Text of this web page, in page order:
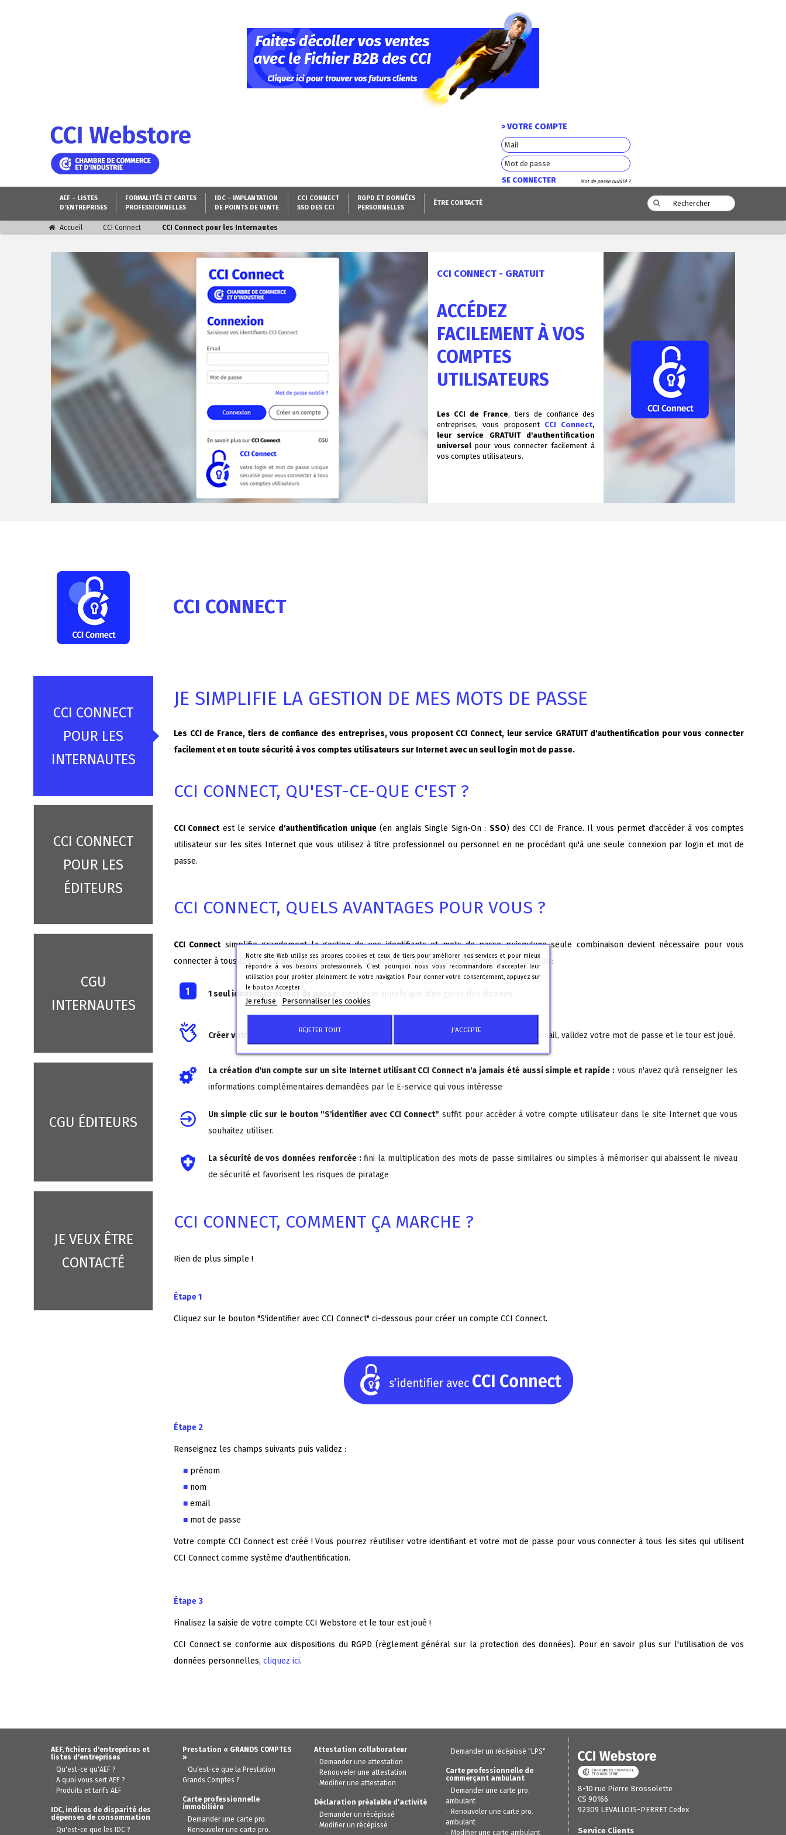
> VOTRE COMPTE
SE CONNECTER Mot de passe oublié ?
Notre site Web utilise ses propres cookies et ceux de tiers pour améliorer nos services et pour mieux
répondre à vos besoins professionnels. C'est pourquoi nous vous recommandons d'accepter leur
utilisation pour profiter pleinement de votre navigation. Pour donner votre consentement, appuyez sur
le bouton Accepter :
Je refuse Personnaliser les cookies
REJETER TOUT J'ACCEPTE
AEF - LISTES
D'ENTREPRISES
FORMALITÉS ET CARTES
PROFESSIONNELLES
IDC - IMPLANTATION
DE POINTS DE VENTE
CCI CONNECT
SSO DES CCI
RGPD ET DONNÉES
PERSONNELLES
ÊTRE CONTACTÉ
Accueil CCI Connect CCI Connect pour les Internautes
CCI CONNECT - GRATUIT
ACCÉDEZ
FACILEMENT À VOS
COMPTES
UTILISATEURS
Les CCI de France, tiers de confiance des
entreprises, vous proposent CCI Connect,
leur service GRATUIT d'authentification
universel pour vous connecter facilement à
vos comptes utilisateurs.
CCI CONNECT
CCI CONNECT
POUR LES
INTERNAUTES
CCI CONNECT
POUR LES
ÉDITEURS
CGU
INTERNAUTES
CGU ÉDITEURS
JE VEUX ÊTRE
CONTACTÉ
JE SIMPLIFIE LA GESTION DE MES MOTS DE PASSE
Les CCI de France, tiers de confiance des entreprises, vous proposent CCI Connect, leur service GRATUIT d'authentification pour vous connecter
facilement et en toute sécurité à vos comptes utilisateurs sur Internet avec un seul login mot de passe.
CCI CONNECT, QU'EST-CE-QUE C'EST ?
CCI Connectest le service d'authentification unique(en anglaisSingle Sign-On: SSO) des CCI de France. Il vous permet d'accéder à vos comptes
utilisateur sur les sites Internet que vous utilisez à titre professionnel ou personnel en ne procédant qu'à une seule connexion par login et mot de
passe.
CCI CONNECT, QUELS AVANTAGES POUR VOUS ?
CCI Connectsimplifie grandement la gestion de vos identifiants et mots de passe puisqu'une seule combinaison devient nécessaire pour vous
connecter à tous les sites Internet proposant CCI Connect. Les avantages sont nombreux pour vous :
1 seul identifiant et mot de passe,
Créer votre compte CCI Connect c'est facile : saisissez votre prénom, votre nom, votre email, validez votre mot de passe et le tour est joué.
La création d'un compte sur un site Internet utilisant CCI Connect n'a jamais été aussi simple et rapide :vous n'avez qu'à renseigner les
informations complémentaires demandées par le E-service qui vous intéresse
Un simple clic sur le bouton "S'identifier avec CCI Connect" suffit pour accéder à votre compte utilisateur dans le site Internet que vous
souhaitez utiliser.
La sécurité de vos données renforcée :fini la multiplication des mots de passe similaires ou simples à mémoriser qui abaissent le niveau
de sécurité et favorisent les risques de piratage
CCI CONNECT, COMMENT ÇA MARCHE ?
Rien de plus simple !
Étape 1
Cliquez sur le bouton "S'identifier avec CCI Connect" ci-dessous pour créer un compte CCI Connect.
Étape 2
Renseignez les champs suivants puis validez :
prénom
nom
email
mot de passe
Votre compte CCI Connect est créé ! Vous pourrez réutiliser votre identifiant et votre mot de passe pour vous connecter à tous les sites qui utilisent
CCI Connect comme système d'authentification.
Étape 3
Finalisez la saisie de votre compte CCI Webstore et le tour est joué !
CCI Connect se conforme aux dispositions du RGPD (règlement général sur la protection des données). Pour en savoir plus sur l'utilisation de vos
données personnelles, cliquez ici.
AEF, fichiers d'entreprises et
listes d'entreprises
- Qu'est-ce qu'AEF ?
- A quoi vous sert AEF ?
- Produits et tarifs AEF
IDC, indices de disparité des
dépenses de consommation
- Qu'est-ce que les IDC ?
Prestation « GRANDS COMPTES
»
- Qu'est-ce que la Prestation
Grands Comptes ?
Carte professionnelle
immobilière
- Demander une carte pro.
- Renouveler une carte pro.
Attestation collaborateur
- Demander une attestation
- Renouveler une attestation
- Modifier une attestation
Déclaration préalable d’activité
- Demander un récépissé
- Modifier un récépissé
- Demander un récépissé "LPS"
Carte professionnelle de
commerçant ambulant
- Demander une carte pro.
ambulant
- Renouveler une carte pro.
ambulant
- Modifier une carte ambulant
8-10 rue Pierre Brossolette
CS 90166
92309 LEVALLOIS-PERRET Cedex
Service Clients